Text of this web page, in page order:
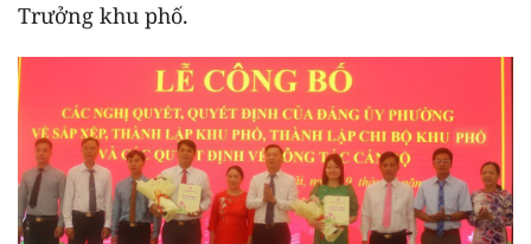
Trưởng khu phố.